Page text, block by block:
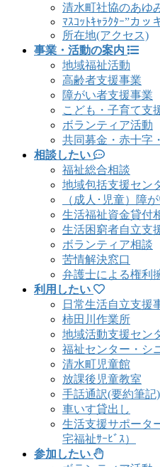
清水町社協のあゆ
ﾏｽｺｯﾄｷｬﾗｸﾀｰ”カッ
所在地(アクセス)
事業・活動の案内
地域福祉活動
高齢者支援事業
障がい者支援事業
こども・子育て支
ボランティア活動
共同募金・赤十字
相談したい
福祉総合相談
地域包括支援セン
（成人･児童）障
生活福祉資金貸付
生活困窮者自立支
ボランティア相談
苦情解決窓口
弁護士による権利
利用したい
日常生活自立支援
柿田川作業所
地域活動支援セン
福祉センター・シ
清水町児童館
放課後児童教室
手話通訳(要約筆記
車いす貸出し
生活支援サポータ
宅福祉ｻｰﾋﾞｽ）
参加したい